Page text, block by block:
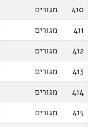
410
מגורים
411
מגורים
412
מגורים
413
מגורים
414
מגורים
415
מגורים